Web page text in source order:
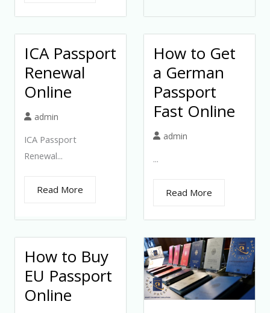
ICA Passport
Renewal
Online
admin
ICA Passport
Renewal...
Read More
How to Get
a German
Passport
Fast Online
admin
...
Read More
How to Buy
EU Passport
Online